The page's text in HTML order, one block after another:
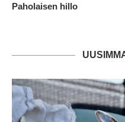
Paholaisen hillo